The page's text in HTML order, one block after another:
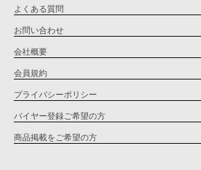
よくある質問
お問い合わせ
会社概要
会員規約
プライバシーポリシー
バイヤー登録ご希望の方
商品掲載をご希望の方